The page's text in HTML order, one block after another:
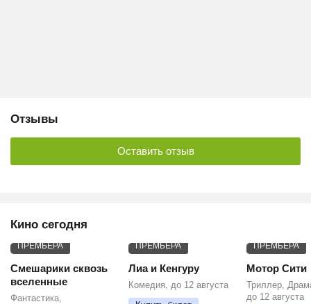
Отзывы
Оставить отзыв
Кино сегодня
ПРЕМЬЕРА
Смешарики сквозь
вселенные
Фантастика,
ПРЕМЬЕРА
Лиа и Кенгуру
Комедия, до 12 августа
ПРЕМЬЕРА
Мотор Сити
Триллер,
до 12 августа